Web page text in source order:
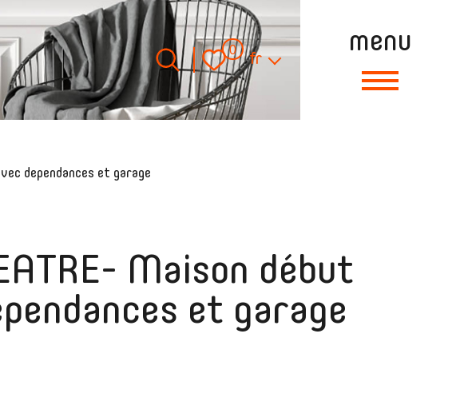
menu
0 Langue
fr
dependances et garage
Maison début
et garage